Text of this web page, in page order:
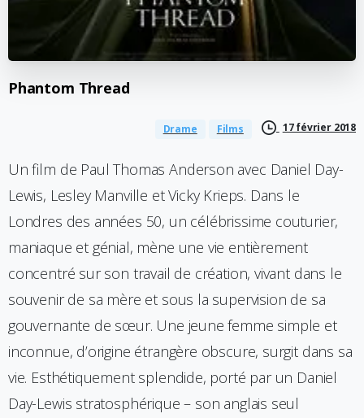
Phantom Thread
Drame Films 17 février 2018
Un film de Paul Thomas Anderson avec Daniel Day-
Lewis, Lesley Manville et Vicky Krieps. Dans le
Londres des années 50, un célébrissime couturier,
maniaque et génial, mène une vie entièrement
concentré sur son travail de création, vivant dans le
souvenir de sa mère et sous la supervision de sa
gouvernante de sœur. Une jeune femme simple et
inconnue, d’origine étrangère obscure, surgit dans sa
vie. Esthétiquement splendide, porté par un Daniel
Day-Lewis stratosphérique – son anglais seul